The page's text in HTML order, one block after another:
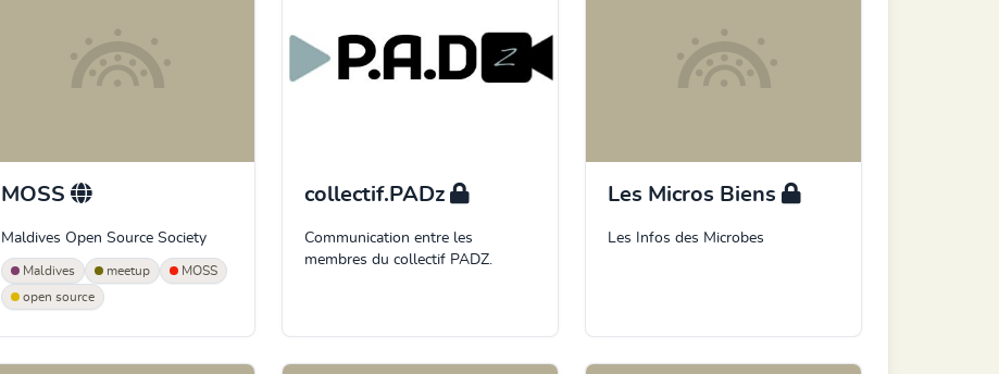
MOSS
Maldives Open Source Society
Maldives meetup
MOSS
open source
collectif.PADz
Communication entre les
membres du collectif PADZ.
Les Micros Biens
Les Infos des Microbes